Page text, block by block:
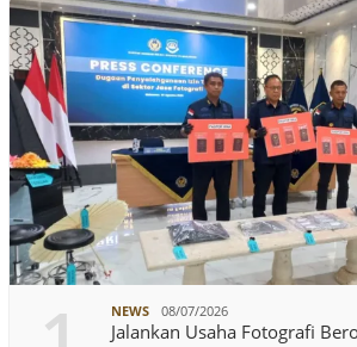
NEWS 08/07/2026
Jalankan Usaha Fotografi